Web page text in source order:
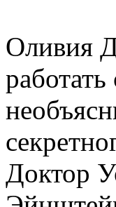
Оливия
Доктор